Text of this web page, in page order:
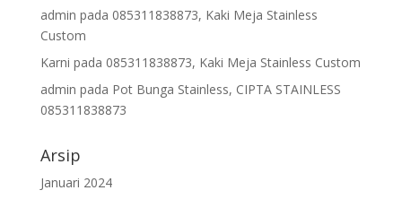
admin pada 085311838873, Kaki Meja Stainless
Custom
Karni pada 085311838873, Kaki Meja Stainless Custom
admin pada Pot Bunga Stainless, CIPTA STAINLESS
085311838873
Arsip
Januari 2024